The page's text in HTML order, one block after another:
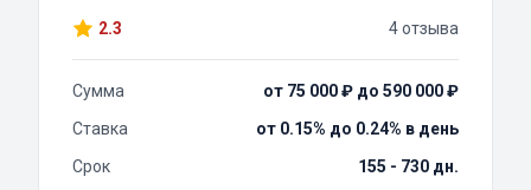
2.3 4 отзыва
Сумма
от 75 000 ₽ до 590 000 ₽
Ставка
от 0.15% до 0.24% в день
Срок
155 - 730 дн.